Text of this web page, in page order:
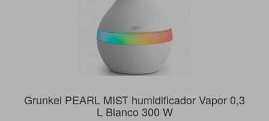
Grunkel PEARL MIST humidificador Vapor 0,3
L Blanco 300 W